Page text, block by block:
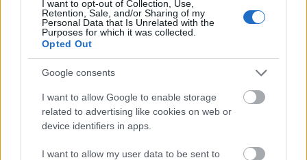
I want to opt-out of Collection, Use,
Retention, Sale, and/or Sharing of my
Personal Data that Is Unrelated with the
Purposes for which it was collected.
Opted Out
Google consents
I want to allow Google to enable storage
related to advertising like cookies on web or
device identifiers in apps.
I want to allow my user data to be sent to